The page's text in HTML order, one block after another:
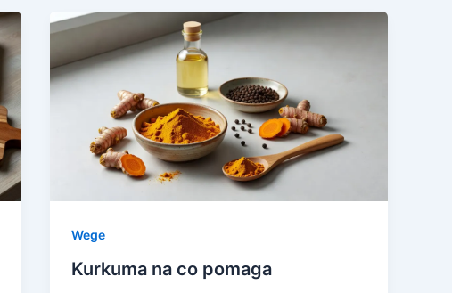
Wege
Kurkuma na co pomaga